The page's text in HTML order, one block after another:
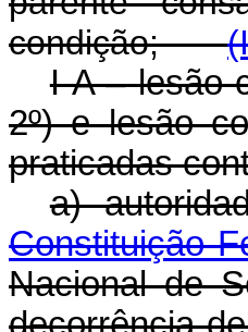
condição;
I-A – lesão
2º) e lesão
praticadas
a)
Constituição
Nacional de
decorrência